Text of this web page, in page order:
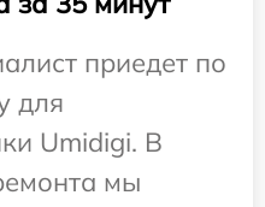
приедет по
для
Umidigi. В
мы